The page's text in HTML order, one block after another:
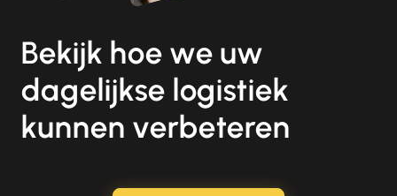
Bekijk hoe we uw
dagelijkse logistiek
kunnen verbeteren